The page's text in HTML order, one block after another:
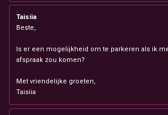
Taisiia
Beste,
Is er een mogelijkheid om te parkeren als ik
afspraak zou komen?
Met vriendelijke groeten,
Taisiia